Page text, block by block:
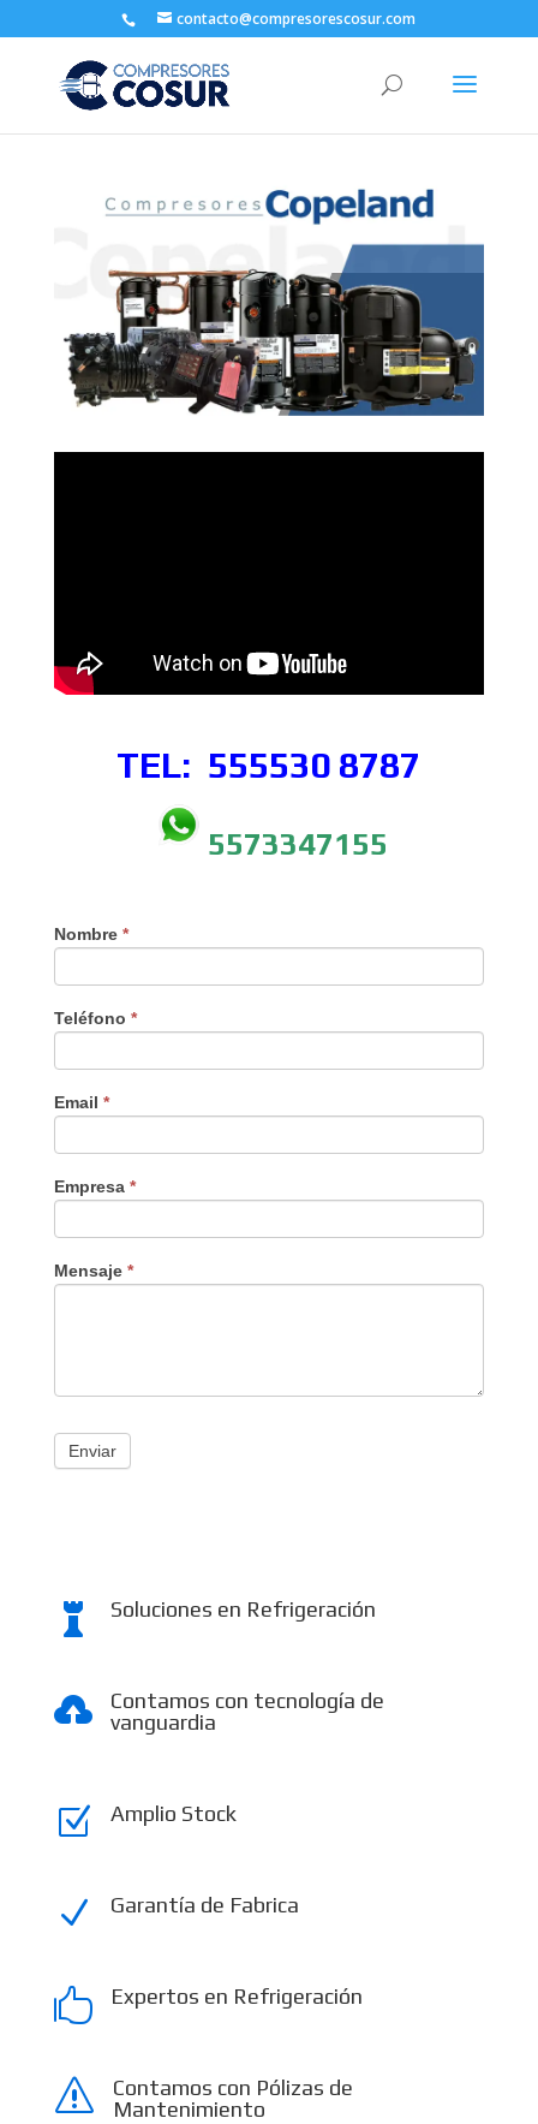
contacto@compresorescosur.com
TEL: 555530 8787
5573347155
Nombre *
Teléfono *
Email *
Empresa *
Mensaje *
Enviar
 Soluciones en Refrigeración

Contamos con tecnología de
vanguardia
Z Amplio Stock
N Garantía de Fabrica
 Expertos en Refrigeración
s
Contamos con Pólizas de
Mantenimiento